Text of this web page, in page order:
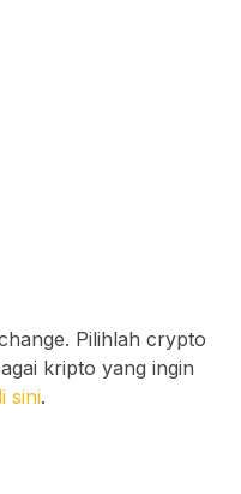
Pilihlah crypto
kripto yang ingin
sini.